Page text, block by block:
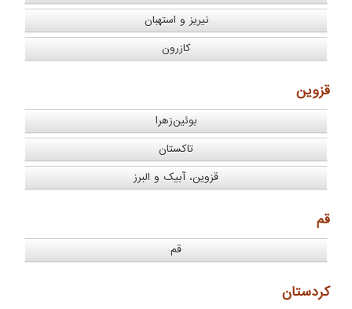
نیریز و استهبان
کازرون
قزوین
بوئین‌زهرا
تاکستان
قزوین، آبیک و البرز
قم
قم
كردستان